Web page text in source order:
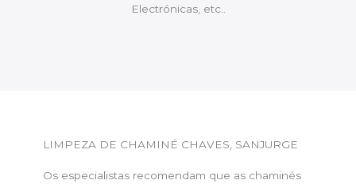
Electrónicas, etc..
LIMPEZA DE CHAMINÉ CHAVES, SANJURGE
Os especialistas recomendam que as chaminés